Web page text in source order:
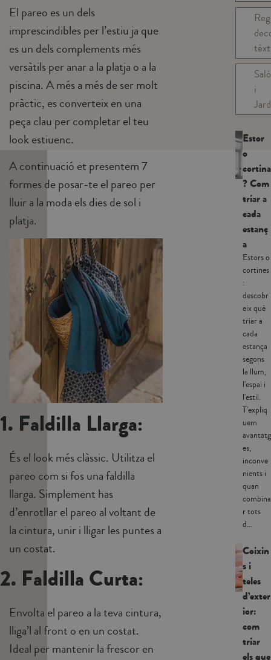
El pareo es un dels
imprescindibles per l’estiu ja que
es un dels complements més
versàtils per anar a la platja o a la
piscina. A més a més de ser molt
pràctic, es converteix en una
peça clau per completar el teu
look estiuenc.
A continuació et presentem 7
formes de posar-te el pareo per
lluir a la moda els dies de sol i
platja.
1. Faldilla Llarga:
És el look més clàssic. Utilitza el
pareo com si fos una faldilla
llarga. Simplement has
d’enrotllar el pareo al voltant de
la cintura, unir i lligar les puntes a
un costat.
2. Faldilla Curta:
Envolta el pareo a la teva cintura,
lliga’l al front o en un costat.
Ideal per mantenir la frescor en
Saló
i
Estor
o
cortina
? Com
triar a
cada
estanç
a
Estors o
cortines
:
descobr
eix què
triar a
cada
estança
segons
la llum,
l'espai i
l'estil.
T'expliq
uem
avantatg
es,
inconve
nients i
quan
combina
r tots
d...
Coixin
s i
teles
d’exter
ior:
com
triar
els que